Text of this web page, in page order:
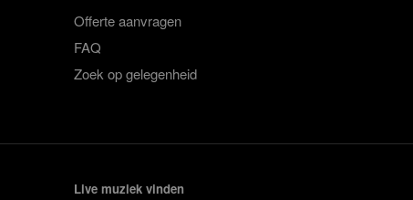
Offerte aanvragen
FAQ
Zoek op gelegenheid
Live muziek vinden